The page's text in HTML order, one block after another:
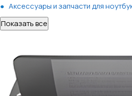
Аксессуары и запчасти для
Показать все